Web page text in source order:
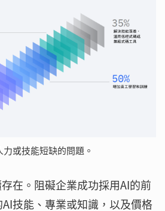
或技能短缺的問題。
在。阻礙企業成功採用AI的前
技能、專業或知識，以及價格